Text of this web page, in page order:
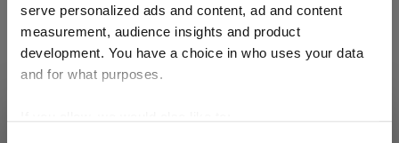
serve personalized ads and content, ad and content
measurement, audience insights and product
development. You have a choice in who uses your data
and for what purposes.
Ajouter à la comparaison